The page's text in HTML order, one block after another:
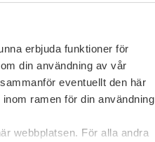
erbjuda funktioner för
din användning av vår
eventuellt den här
ramen för din användning
webbplatsen. För alla andra